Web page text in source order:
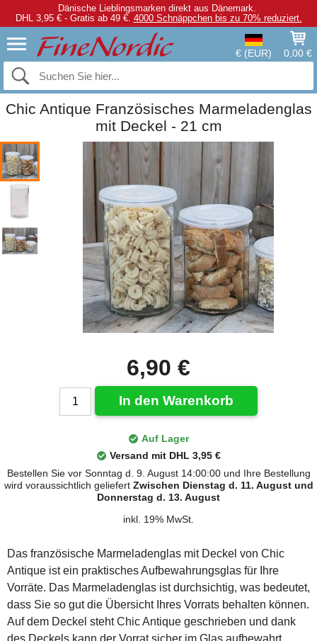
Dänische Lieblingsmarken direkt aus Dänemark.
DHL 3,95 € - Gratis ab 49 €. 4000 Schnäppchen bis zu 70% reduziert.
€ (EUR) 0,00 €
Chic Antique Französisches Marmeladenglas
mit Deckel - 21 cm
6,90 €
In den Warenkorb
Auf Lager
Versand mit DHL 3,95 €
Bestellen Sie vor Sonntag d. 9. August 14:00:00 und Ihre Bestellung
wird voraussichtlich geliefert Zwischen Dienstag d. 11. August und
Donnerstag d. 13. August
inkl. 19% MwSt.
Das französische Marmeladenglas mit Deckel von Chic
Antique ist ein praktisches Aufbewahrungsglas für Ihre
Vorräte. Das Marmeladenglas ist durchsichtig, was bedeutet,
dass Sie so gut die Übersicht Ihres Vorrats behalten können.
Auf dem Deckel steht Chic Antique geschrieben und dank
des Deckels kann der Vorrat sicher im Glas aufbewahrt